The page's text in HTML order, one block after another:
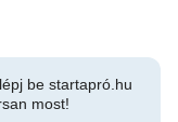
be startapró.hu
most!